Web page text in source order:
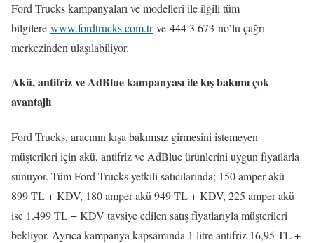
Ford Trucks kampanyaları ve modelleri ile ilgili tüm
bilgilere www.fordtrucks.com.trve 444 3 673 no’lu çağrı
merkezinden ulaşılabiliyor.
Akü, antifriz ve AdBlue kampanyası ile kış bakımı çok
avantajlı
Ford Trucks, aracının kışa bakımsız girmesini istemeyen
müşterileri için akü, antifriz ve AdBlue ürünlerini uygun fiyatlarla
sunuyor. Tüm Ford Trucks yetkili satıcılarında; 150 amper akü
899 TL + KDV, 180 amper akü 949 TL + KDV, 225 amper akü
ise 1.499 TL + KDV tavsiye edilen satış fiyatlarıyla müşterileri
bekliyor. Ayrıca kampanya kapsamında 1 litre antifriz 16,95 TL +